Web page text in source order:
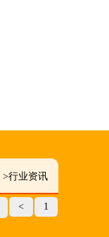
>行业资讯
< 1